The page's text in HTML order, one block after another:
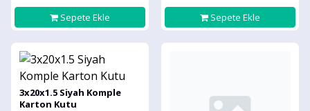
Sepete Ekle Sepete Ekle
3x20x1.5 Siyah Komple
Karton Kutu